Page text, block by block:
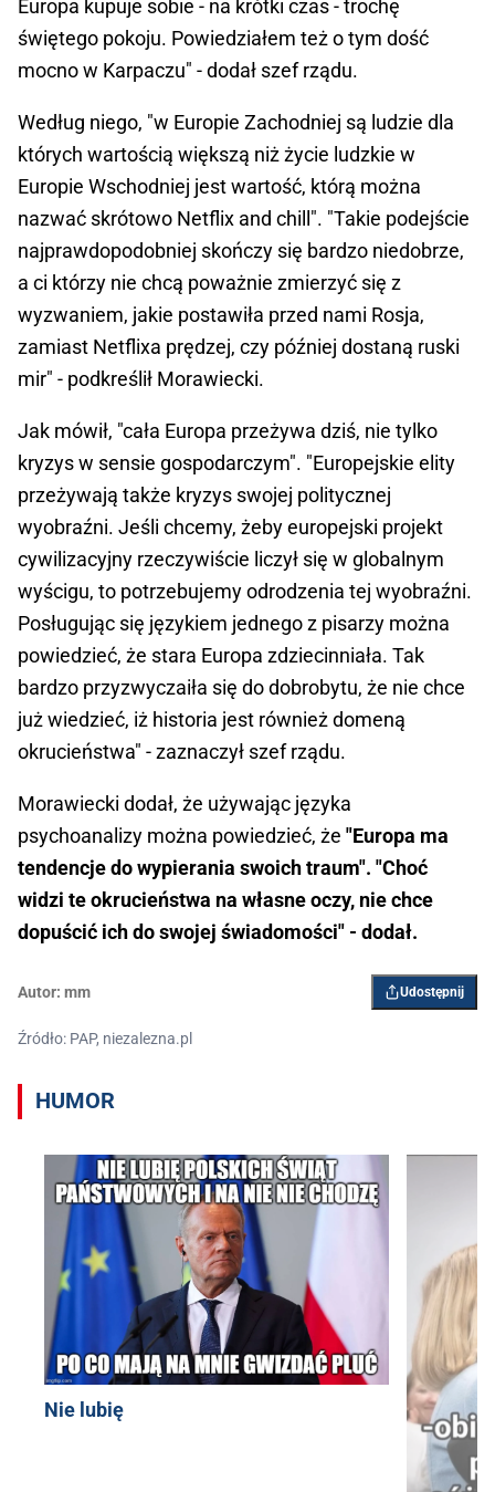
Europa kupuje sobie - na krótki czas - trochę
świętego pokoju. Powiedziałem też o tym dość
mocno w Karpaczu" - dodał szef rządu.
Według niego, "w Europie Zachodniej są ludzie dla
których wartością większą niż życie ludzkie w
Europie Wschodniej jest wartość, którą można
nazwać skrótowo Netflix and chill". "Takie podejście
najprawdopodobniej skończy się bardzo niedobrze,
a ci którzy nie chcą poważnie zmierzyć się z
wyzwaniem, jakie postawiła przed nami Rosja,
zamiast Netflixa prędzej, czy później dostaną ruski
mir" - podkreślił Morawiecki.
Jak mówił, "cała Europa przeżywa dziś, nie tylko
kryzys w sensie gospodarczym". "Europejskie elity
przeżywają także kryzys swojej politycznej
wyobraźni. Jeśli chcemy, żeby europejski projekt
cywilizacyjny rzeczywiście liczył się w globalnym
wyścigu, to potrzebujemy odrodzenia tej wyobraźni.
Posługując się językiem jednego z pisarzy można
powiedzieć, że stara Europa zdziecinniała. Tak
bardzo przyzwyczaiła się do dobrobytu, że nie chce
już wiedzieć, iż historia jest również domeną
okrucieństwa" - zaznaczył szef rządu.
Morawiecki dodał, że używając języka
psychoanalizy można powiedzieć, że "Europa ma
tendencje do wypierania swoich traum". "Choć
widzi te okrucieństwa na własne oczy, nie chce
dopuścić ich do swojej świadomości" - dodał.
Autor: mm Udostępnij
Źródło: PAP, niezalezna.pl
HUMOR
Nie lubię